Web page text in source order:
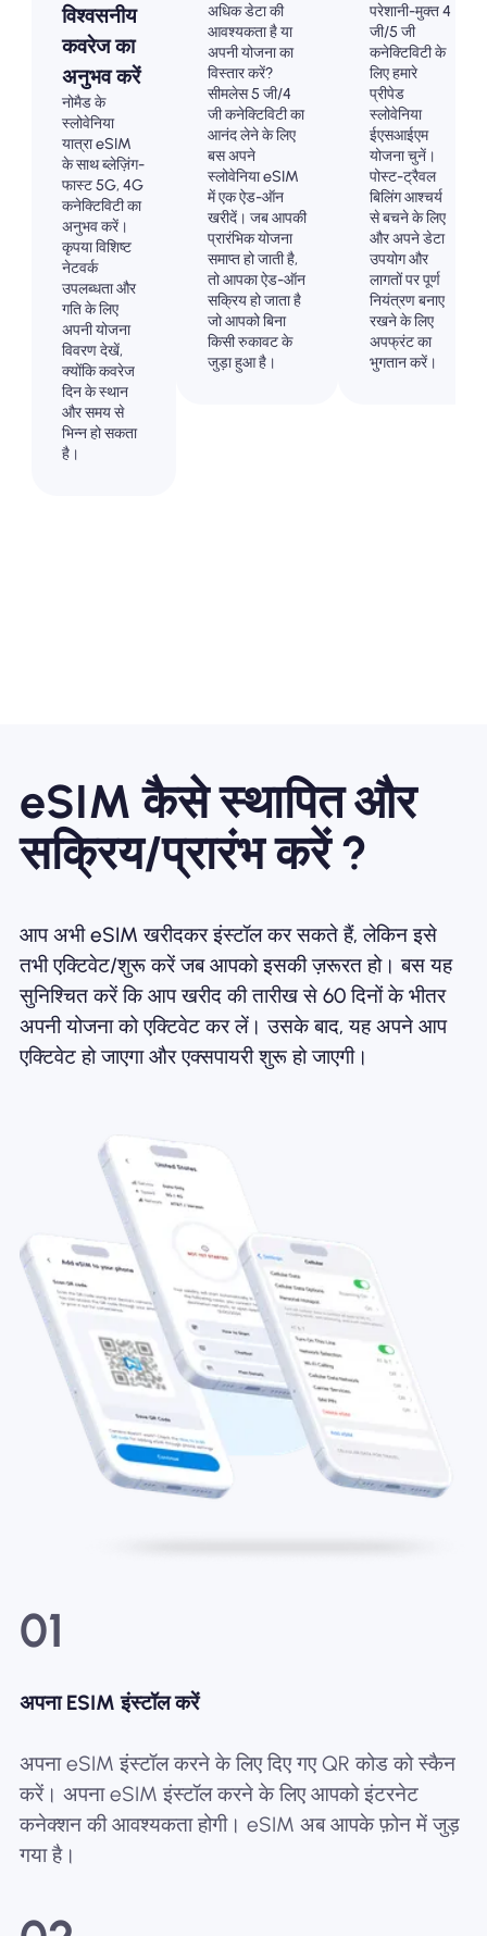
विश्वसनीय
कवरेज का
अनुभव करें
नोमैड के
स्लोवेनिया
यात्रा eSIM
के साथ ब्लेज़िंग-
फास्ट 5G, 4G
कनेक्टिविटी का
अनुभव करें।
कृपया विशिष्ट
नेटवर्क
उपलब्धता और
गति के लिए
अपनी योजना
विवरण देखें,
क्योंकि कवरेज
दिन के स्थान
और समय से
भिन्न हो सकता
है।
अधिक डेटा की
आवश्यकता है या
अपनी योजना का
विस्तार करें?
सीमलेस 5 जी/4
जी कनेक्टिविटी का
आनंद लेने के लिए
बस अपने
स्लोवेनिया eSIM
में एक ऐड-ऑन
खरीदें। जब आपकी
प्रारंभिक योजना
समाप्त हो जाती है,
तो आपका ऐड-ऑन
सक्रिय हो जाता है
जो आपको बिना
किसी रुकावट के
जुड़ा हुआ है।
परेशानी-मुक्त 4
जी/5 जी
कनेक्टिविटी के
लिए हमारे
प्रीपेड
स्लोवेनिया
ईएसआईएम
योजना चुनें।
पोस्ट-ट्रैवल
बिलिंग आश्चर्य
से बचने के लिए
और अपने डेटा
उपयोग और
लागतों पर पूर्ण
नियंत्रण बनाए
रखने के लिए
अपफ्रंट का
भुगतान करें।
eSIM कैसे स्थापित और
सक्रिय/प्रारंभ करें ?
आप अभी eSIM खरीदकर इंस्टॉल कर सकते हैं, लेकिन इसे
तभी एक्टिवेट/शुरू करें जब आपको इसकी ज़रूरत हो। बस यह
सुनिश्चित करें कि आप खरीद की तारीख से 60 दिनों के भीतर
अपनी योजना को एक्टिवेट कर लें। उसके बाद, यह अपने आप
एक्टिवेट हो जाएगा और एक्सपायरी शुरू हो जाएगी।
01
अपना ESIM इंस्टॉल करें
अपना eSIM इंस्टॉल करने के लिए दिए गए QR कोड को स्कैन
करें। अपना eSIM इंस्टॉल करने के लिए आपको इंटरनेट
कनेक्शन की आवश्यकता होगी। eSIM अब आपके फ़ोन में जुड़
गया है।